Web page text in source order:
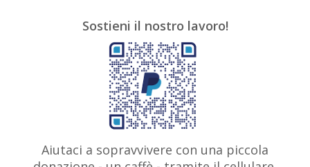
Awarded Artist Baroque Art
Belgian Art Bohemian Art
Brazilian Art British Art
Brooklyn Museum Bulgarian Art
Caravaggio Chilean Art
Claude Monet
Colombian Art Croatian Art
Artist Danish Art Digital Art Dutch Art
Sostieni il nostro lavoro!
Aiutaci a sopravvivere con una piccola